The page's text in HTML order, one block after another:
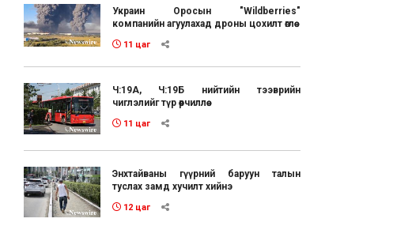
Украин Оросын "Wildberries"
компанийн агуулахад дроны цохилт өглөө
11 цаг
Ч:19А, Ч:19Б нийтийн тээврийн
чиглэлийг түр өөрчиллөө
11 цаг
Энхтайваны гүүрний баруун талын
туслах замд хучилт хийнэ
12 цаг